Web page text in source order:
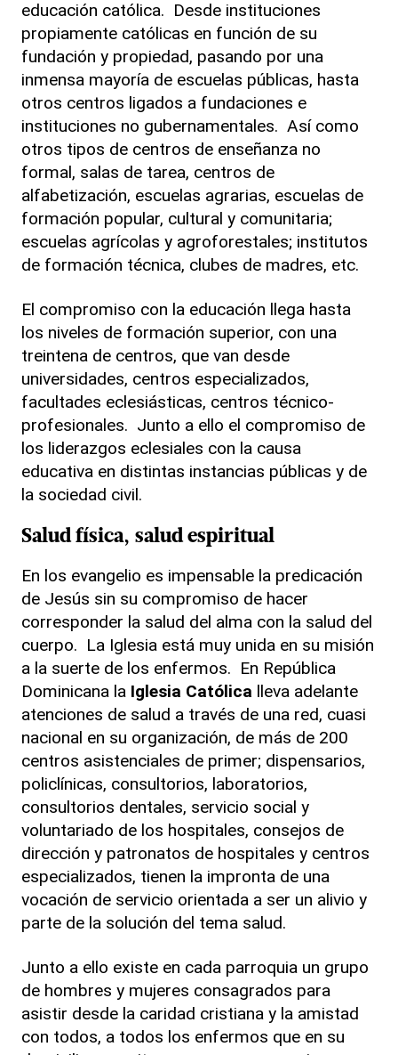
educación católica. Desde instituciones
propiamente católicas en función de su
fundación y propiedad, pasando por una
inmensa mayoría de escuelas públicas, hasta
otros centros ligados a fundaciones e
instituciones no gubernamentales. Así como
otros tipos de centros de enseñanza no
formal, salas de tarea, centros de
alfabetización, escuelas agrarias, escuelas de
formación popular, cultural y comunitaria;
escuelas agrícolas y agroforestales; institutos
de formación técnica, clubes de madres, etc.
El compromiso con la educación llega hasta
los niveles de formación superior, con una
treintena de centros, que van desde
universidades, centros especializados,
facultades eclesiásticas, centros técnico-
profesionales. Junto a ello el compromiso de
los liderazgos eclesiales con la causa
educativa en distintas instancias públicas y de
la sociedad civil.
Salud física, salud espiritual
En los evangelio es impensable la predicación
de Jesús sin su compromiso de hacer
corresponder la salud del alma con la salud del
cuerpo. La Iglesia está muy unida en su misión
a la suerte de los enfermos. En República
Dominicana la Iglesia Católica lleva adelante
atenciones de salud a través de una red, cuasi
nacional en su organización, de más de 200
centros asistenciales de primer; dispensarios,
policlínicas, consultorios, laboratorios,
consultorios dentales, servicio social y
voluntariado de los hospitales, consejos de
dirección y patronatos de hospitales y centros
especializados, tienen la impronta de una
vocación de servicio orientada a ser un alivio y
parte de la solución del tema salud.
Junto a ello existe en cada parroquia un grupo
de hombres y mujeres consagrados para
asistir desde la caridad cristiana y la amistad
con todos, a todos los enfermos que en su